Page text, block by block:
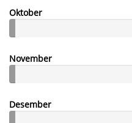
Oktober
November
Desember